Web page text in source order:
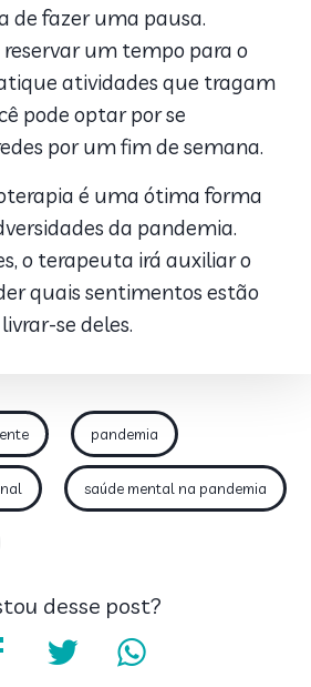
de fazer uma pausa.
um tempo para o
atividades que tragam
pode optar por se
por um fim de semana.
é uma ótima forma
da pandemia.
o terapeuta irá auxiliar o
quais sentimentos estão
se deles.
pandemia
saúde mental na pandemia
desse post?